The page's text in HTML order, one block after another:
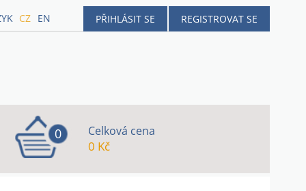
PŘIHLÁSIT SE REGISTROVAT SE
CZ EN
0 Celková cena
0 Kč